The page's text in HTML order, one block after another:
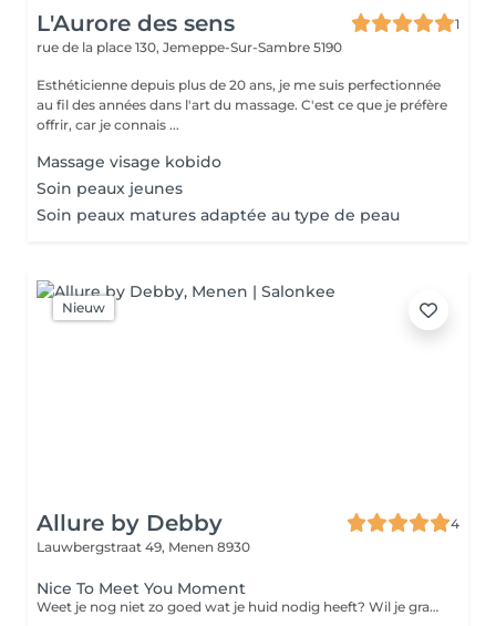
L'Aurore des sens
1
rue de la place 130, Jemeppe-Sur-Sambre 5190
Esthéticienne depuis plus de 20 ans, je me suis perfectionnée
au fil des années dans l'art du massage. C'est ce que je préfère
offrir, car je connais ...
Massage visage kobido
Soin peaux jeunes
Soin peaux matures adaptée au type de peau
Nieuw
Allure by Debby
4
Lauwbergstraat 49, Menen 8930
Nice To Meet You Moment
Weet je nog niet zo goed wat je huid nodig heeft? Wil je graag eens proeven van wat een gelaatsverzorging kan zijn? Dan is dit het perfecte pakket!